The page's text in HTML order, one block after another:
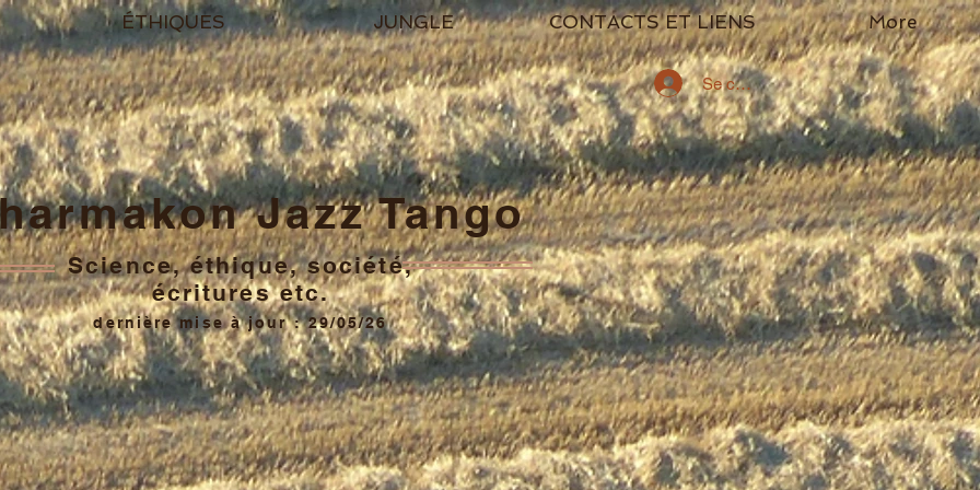
Jazz Tango
Science, éthique, société,
écritures etc.
dernière mise à jour : 29/05/26
ÉTHIQUES JUNGLE CONTACTS ET LIENS More
Se connecter